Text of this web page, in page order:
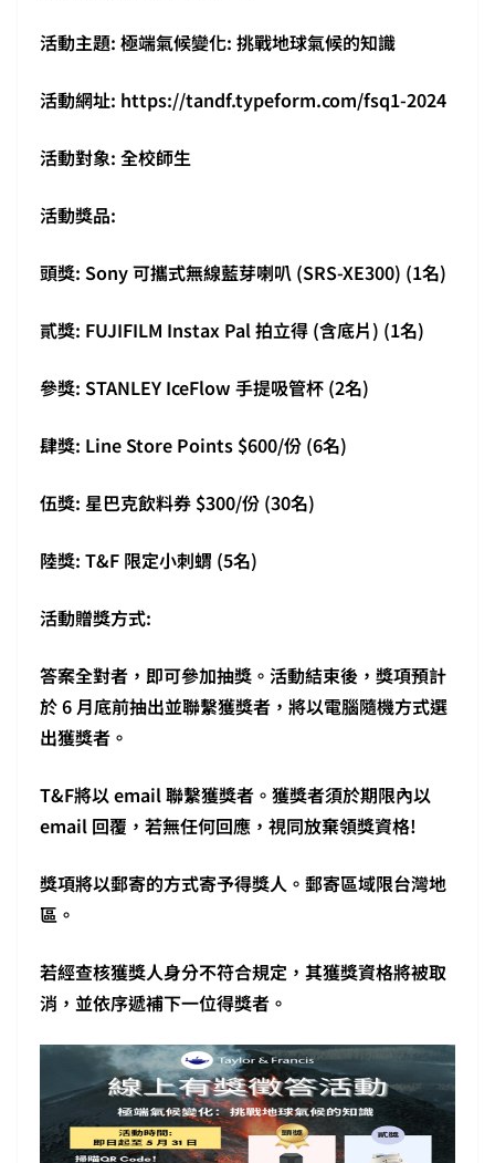
活動主題: 極端氣候變化: 挑戰地球氣候的知識
活動網址: https://tandf.typeform.com/fsq1-2024
活動對象: 全校師生
活動獎品:
頭獎: Sony 可攜式無線藍芽喇叭 (SRS-XE300) (1名)
貳獎: FUJIFILM Instax Pal 拍立得 (含底片) (1名)
參獎: STANLEY IceFlow 手提吸管杯 (2名)
肆獎: Line Store Points $600/份 (6名)
伍獎: 星巴克飲料券 $300/份 (30名)
陸獎: T&F 限定小刺蝟 (5名)
活動贈獎方式:
答案全對者，即可參加抽獎。活動結束後，獎項預計
於 6 月底前抽出並聯繫獲獎者，將以電腦隨機方式選
出獲獎者。
T&F將以 email 聯繫獲獎者。獲獎者須於期限內以
email 回覆，若無任何回應，視同放棄領獎資格!
獎項將以郵寄的方式寄予得獎人。郵寄區域限台灣地
區。
若經查核獲獎人身分不符合規定，其獲獎資格將被取
消，並依序遞補下一位得獎者。